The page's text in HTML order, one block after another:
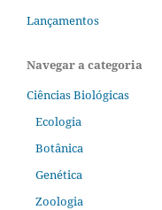
Lançamentos
Navegar a categoria
Ciências Biológicas
Ecologia
Botânica
Genética
Zoologia